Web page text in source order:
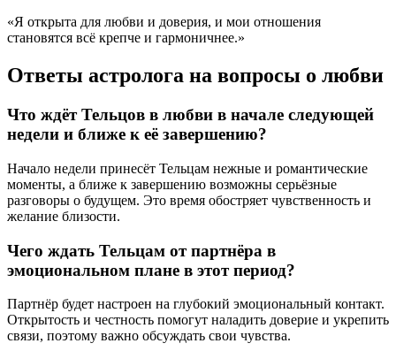
«Я открыта для любви и доверия, и мои отношения
становятся всё крепче и гармоничнее.»
Ответы астролога на вопросы о любви
Что ждёт Тельцов в любви в начале следующей
недели и ближе к её завершению?
Начало недели принесёт Тельцам нежные и романтические
моменты, а ближе к завершению возможны серьёзные
разговоры о будущем. Это время обостряет чувственность и
желание близости.
Чего ждать Тельцам от партнёра в
эмоциональном плане в этот период?
Партнёр будет настроен на глубокий эмоциональный контакт.
Открытость и честность помогут наладить доверие и укрепить
связи, поэтому важно обсуждать свои чувства.